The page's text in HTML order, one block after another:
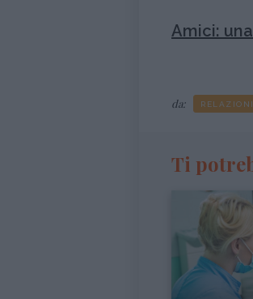
Amici:
da: RELAZIONI
Ti